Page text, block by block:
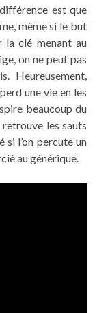
est que
même si le but
la clé menant au
on ne peut pas
Heureusement,
une vie en les
beaucoup du
les sauts
si l’on percute un
au générique.